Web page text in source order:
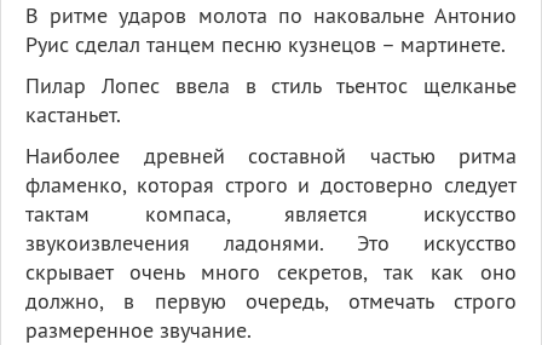
В ритме ударов молота по наковальне Антонио
Руис сделал танцем песню кузнецов – мартинете.
Пилар Лопес ввела в стиль тьентос щелканье
кастаньет.
Наиболее древней составной частью ритма
фламенко, которая строго и достоверно следует
тактам компаса, является искусство
звукоизвлечения ладонями. Это искусство
скрывает очень много секретов, так как оно
должно, в первую очередь, отмечать строго
размеренное звучание.